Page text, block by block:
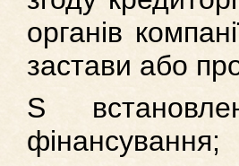
органів
застави або
S
фінансування;